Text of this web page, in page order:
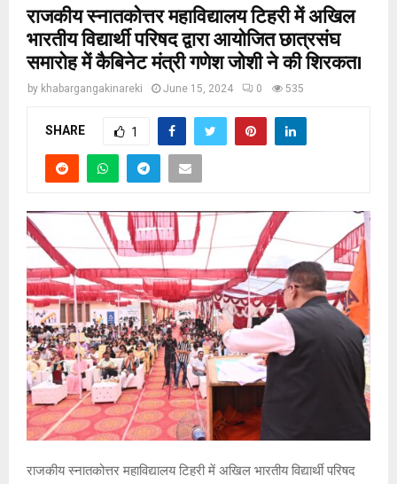
राजकीय स्नातकोत्तर महाविद्यालय टिहरी में अखिल
भारतीय विद्यार्थी परिषद द्वारा आयोजित छात्रसंघ
समारोह में कैबिनेट मंत्री गणेश जोशी ने की शिरकत।
by khabargangakinareki June 15, 2024 0 535
SHARE 1
राजकीय स्नातकोत्तर महाविद्यालय टिहरी में अखिल भारतीय विद्यार्थी परिषद